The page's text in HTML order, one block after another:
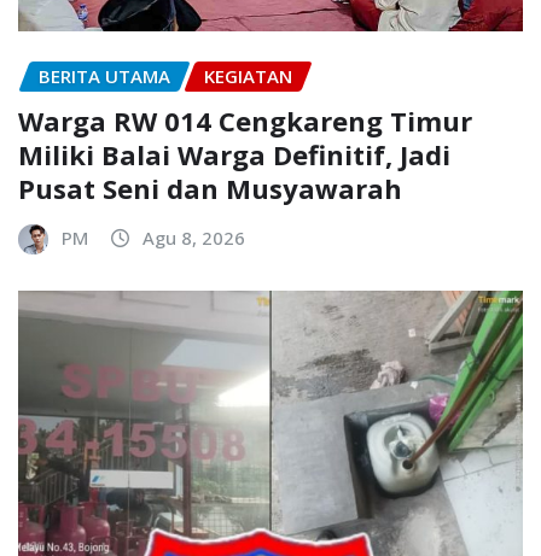
BERITA UTAMA KEGIATAN
Warga RW 014 Cengkareng Timur
Miliki Balai Warga Definitif, Jadi
Pusat Seni dan Musyawarah
PM Agu 8, 2026